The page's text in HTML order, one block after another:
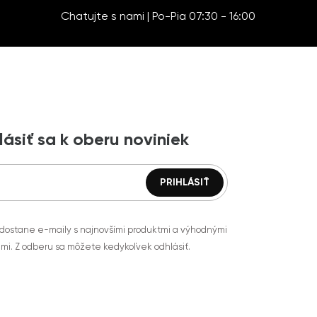
Chatujte s nami | Po-Pia 07:30 - 16:00
sa k oberu noviniek
e-maily s najnovšími produktmi a výhodnými
Z odberu sa môžete kedykoľvek odhlásiť.